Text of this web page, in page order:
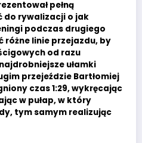
pełną
do rywalizacji o jak
podczas drugiego
różne linie przejazdu, by
od razu
ułamki
przejeździe Bartłomiej
czas 1:29, wykręcając
w pułap, w który
tym samym realizując